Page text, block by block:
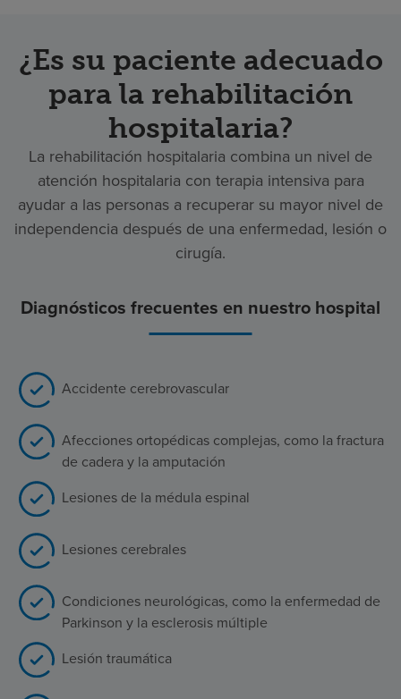
¿Es su paciente adecuado
para la rehabilitación
hospitalaria?
La rehabilitación hospitalaria combina un nivel de
atención hospitalaria con terapia intensiva para
ayudar a las personas a recuperar su mayor nivel de
independencia después de una enfermedad, lesión o
cirugía.
Diagnósticos frecuentes en nuestro hospital
Accidente cerebrovascular
Afecciones ortopédicas complejas, como la fractura
de cadera y la amputación
Lesiones de la médula espinal
Lesiones cerebrales
Condiciones neurológicas, como la enfermedad de
Parkinson y la esclerosis múltiple
Lesión traumática